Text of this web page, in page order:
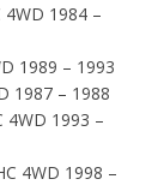
4WD 1984 –
1989 – 1993
1987 – 1988
4WD 1993 –
4WD 1998 –